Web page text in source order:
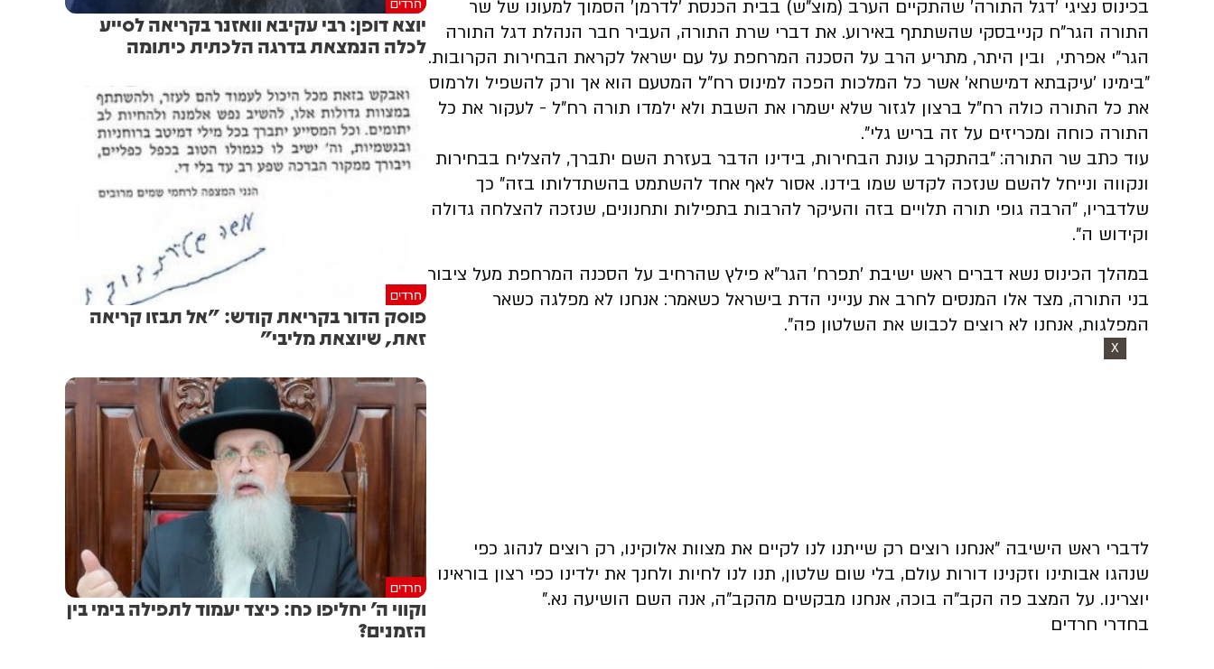
בכינוס נציגי 'דגל התורה' שהתקיים הערב (מוצ"ש) בבית הכנסת 'לדרמן' הסמוך למעונו של שר
התורה הגר"ח קנייבסקי שהשתתף באירוע. את דברי שרת התורה, העביר חבר הנהלת דגל התורה
הגר"י אפרתי, ובין היתר, מתריע הרב על הסכנה המרחפת על עם ישראל לקראת הבחירות הקרובות.
"בימינו 'עיקבתא דמישחא' אשר כל המלכות הפכה למינוס רח"ל המטעם הוא אך ורק להשפיל ולרמוס
את כל התורה כולה רח"ל ברצון לגזור שלא ישמרו את השבת ולא ילמדו תורה רח"ל - לעקור את כל
התורה כוחה ומכריזים על זה בריש גלי".
עוד כתב שר התורה: "בהתקרב עונת הבחירות, בידינו הדבר בעזרת השם יתברך, להצליח בבחירות
ונקווה ונייחל להשם שנזכה לקדש שמו בידנו. אסור לאף אחד להשתמט בהשתדלותו בזה" כך
שלדבריו, "הרבה גופי תורה תלויים בזה והעיקר להרבות בתפילות ותחנונים, שנזכה להצלחה גדולה
וקידוש ה".
במהלך הכינוס נשא דברים ראש ישיבת 'תפרח' הגר"א פילץ שהרחיב על הסכנה המרחפת מעל ציבור
בני התורה, מצד אלו המנסים לחרב את ענייני הדת בישראל כשאמר: אנחנו לא מפלגה כשאר
המפלגות, אנחנו לא רוצים לכבוש את השלטון פה".
X
לדברי ראש הישיבה "אנחנו רוצים רק שייתנו לנו לקיים את מצוות אלוקינו, רק רוצים לנהוג כפי
שנהגו אבותינו וזקנינו דורות עולם, בלי שום שלטון, תנו לנו לחיות ולחנך את ילדינו כפי רצון בוראינו
יוצרינו. על המצב פה הקב"ה בוכה, אנחנו מבקשים מהקב"ה, אנה השם הושיעה נא."
בחדרי חרדים
יוצא דופן: רבי עקיבא וואזנר בקריאה לסייע
לכלה הנמצאת בדרגה הלכתית כיתומה
חרדים
פוסק הדור בקריאת קודש: "אל תבזו קריאה
זאת, שיוצאת מליבי"
חרדים
וקווי ה' יחליפו כח: כיצד יעמוד לתפילה בימי בין
הזמנים?